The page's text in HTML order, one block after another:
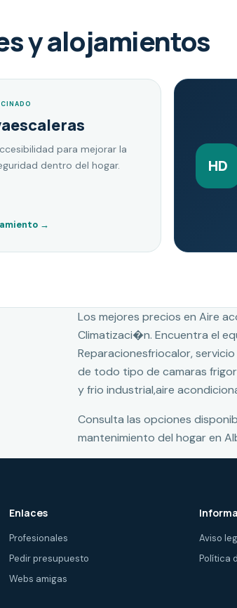
y alojamientos
para mejorar la
dentro del hogar.
→
HD
Los mejores precios en Aire
Climatizaci�n. Encuentra el
Reparacionesfriocalor,
de todo tipo de camaras
y frio industrial,aire
Consulta las opciones
mantenimiento del hogar en
Enlaces
Profesionales
Pedir presupuesto
Webs amigas
Aviso
Política